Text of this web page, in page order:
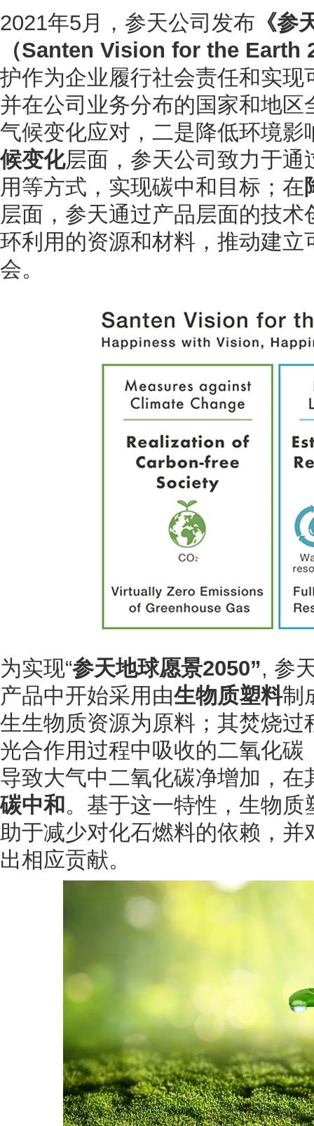
2021年5月，参天公司发布 《参
（Santen Vision for the Earth
护作为企业履行社会责任和实
并在公司业务分布的国家和地
气候变化应对，二是降低环境影
候变化层面，参天公司致力于
用等方式，实现碳中和目标；在
层面，参天通过产品层面的技
环利用的资源和材料，推动建立
会。
为实现“参天地球愿景2050”, 参
产品中开始采用由生物质塑料制
生生物质资源为原料；其焚烧
光合作用过程中吸收的二氧化
导致大气中二氧化碳净增加，
碳中和 。基于这一特性，生物
助于减少对化石燃料的依赖，
出相应贡献。